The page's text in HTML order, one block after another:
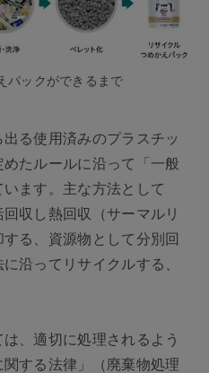
パックができるまで
る使用済みのプラスチッ
たルールに沿って「一般
ます。主な方法として
収し熱回収（サーマルリ
る、資源物として分別回
沿ってリサイクルする、
、適切に処理されるよう
関する法律」（廃棄物処理